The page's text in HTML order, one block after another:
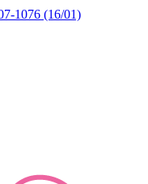
1076 (16/01)